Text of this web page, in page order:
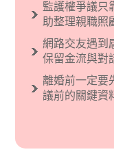
監護權爭議只
助整理親職照
網路交友遇到
保留金流與對
離婚前一定要
議前的關鍵資